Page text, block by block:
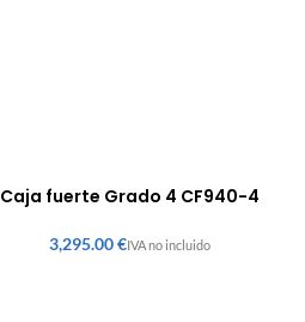
Caja fuerte Grado 4 CF940-4
€